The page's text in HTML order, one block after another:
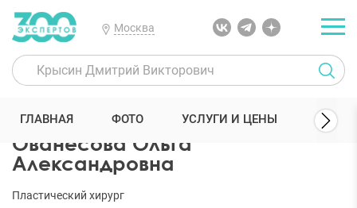
Москва
300 Экспертов Пластические хирурги Ованесова Ольга
Ованесова Ольга
Александровна
Пластический хирург
ГЛАВНАЯ ФОТО УСЛУГИ И ЦЕНЫ